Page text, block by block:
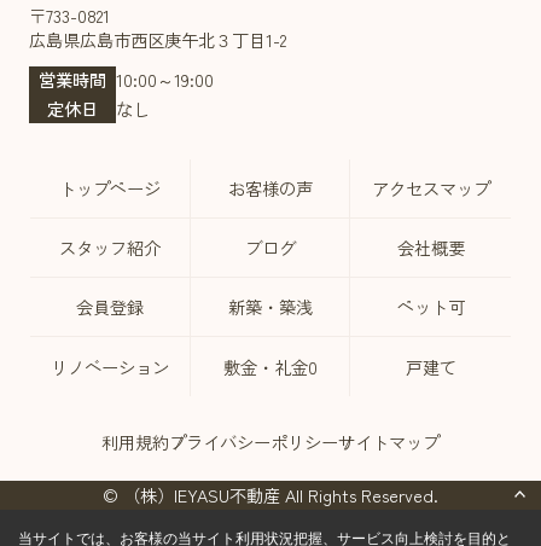
〒733-0821
広島県広島市西区庚午北３丁目1-2
営業時間 10:00～19:00
定休日
なし
トップページ お客様の声 アクセスマップ
スタッフ紹介 ブログ 会社概要
会員登録 新築・築浅 ペット可
リノベーション 敷金・礼金0 戸建て
利用規約プライバシーポリシーサイトマップ
© （株）IEYASU不動産 All Rights Reserved.
当サイトでは、お客様の当サイト利用状況把握、サービス向上検討を目的と